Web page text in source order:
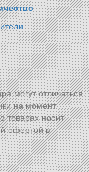
могут отличаться.
на момент
товарах носит
офертой в